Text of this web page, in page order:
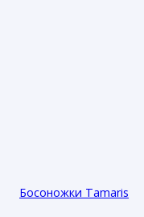
Босоножки Tamaris